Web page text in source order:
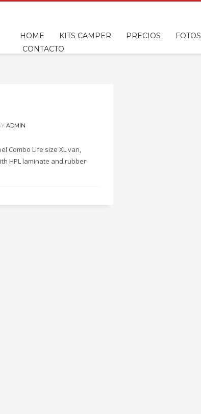
HOME KITS CAMPER PRECIOS FOTOS
CONTACTO
ADMIN
Combo Life size XL van,
HPL laminate and rubber